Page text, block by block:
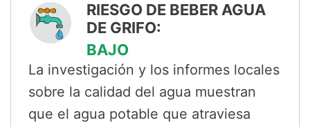
RIESGO DE BEBER AGUA
DE GRIFO:
BAJO
La investigación y los informes locales
sobre la calidad del agua muestran
que el agua potable que atraviesa